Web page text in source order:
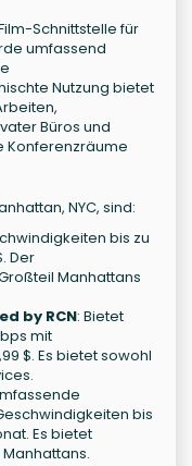
Schnittstelle für
umfassend
Nutzung bietet
Büros und
Konferenzräume
NYC, sind:
bis zu
Der
Manhattans
by RCN: Bietet
mit
$. Es bietet sowohl
bis
Es bietet